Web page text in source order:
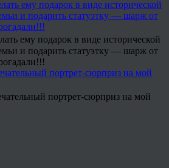
ему подарок в виде исторической
и подарить статуэтку — шарж от
портрет-сюрприз на мой